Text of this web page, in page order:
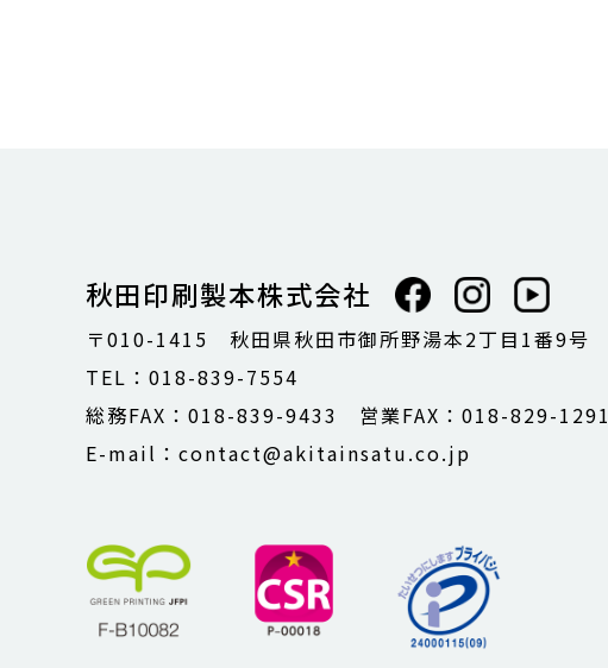
秋田印刷製本株式会社
〒010-1415 秋田県秋田市御所野湯本2丁目1番9号
TEL：018-839-7554
総務FAX：018-839-9433 営業FAX：018-829-1291
E-mail：contact@akitainsatu.co.jp